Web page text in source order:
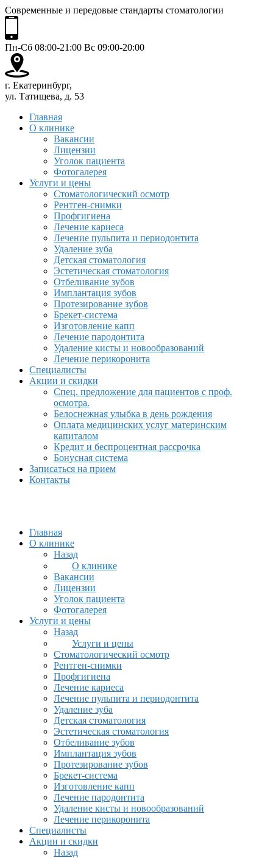
Современные и передовые стандарты стоматологии
Пн-Сб 08:00-21:00 Вс 09:00-20:00
г. Екатеринбург,
ул. Татищева, д. 53
Главная
О клинике
Вакансии
Лицензии
Уголок пациента
Фотогалерея
Услуги и цены
Стоматологический осмотр
Рентген-снимки
Профгигиена
Лечение кариеса
Лечение пульпита и периодонтита
Удаление зуба
Детская стоматология
Эстетическая стоматология
Отбеливание зубов
Имплантация зубов
Протезирование зубов
Брекет-система
Изготовление капп
Лечение пародонтита
Удаление кисты и новообразований
Лечение перикоронита
Специалисты
Акции и скидки
Спец. предложение для пациентов с проф.
осмотра.
Белоснежная улыбка в день рождения
Оплата медицинских услуг материнским
капиталом
Кредит и беспроцентная рассрочка
Бонусная система
Записаться на прием
Контакты
Главная
О клинике
Назад
О клинике
Вакансии
Лицензии
Уголок пациента
Фотогалерея
Услуги и цены
Назад
Услуги и цены
Стоматологический осмотр
Рентген-снимки
Профгигиена
Лечение кариеса
Лечение пульпита и периодонтита
Удаление зуба
Детская стоматология
Эстетическая стоматология
Отбеливание зубов
Имплантация зубов
Протезирование зубов
Брекет-система
Изготовление капп
Лечение пародонтита
Удаление кисты и новообразований
Лечение перикоронита
Специалисты
Акции и скидки
Назад